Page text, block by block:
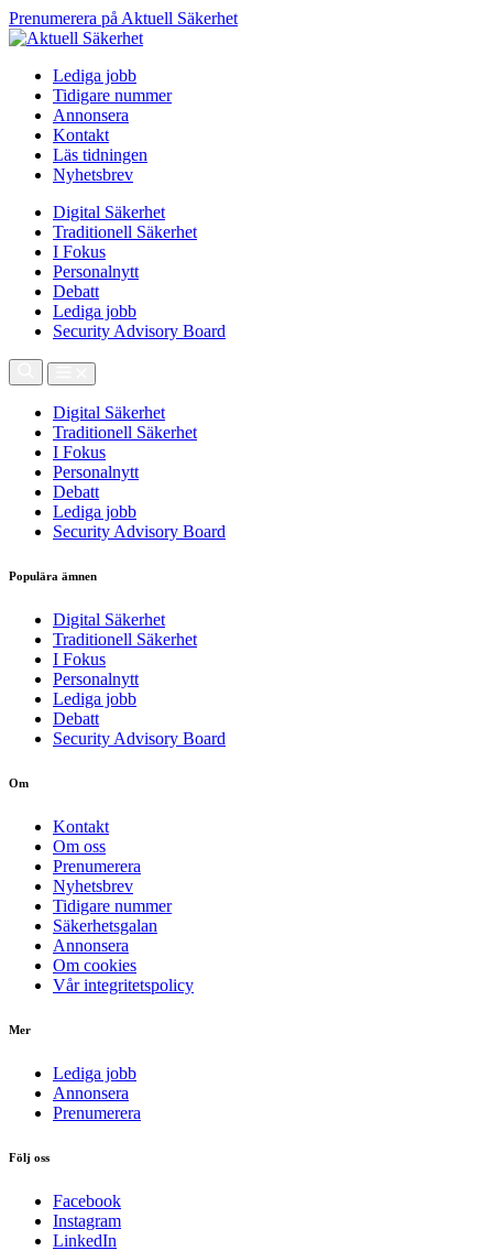
Prenumerera på Aktuell Säkerhet
Lediga jobb
Tidigare nummer
Annonsera
Kontakt
Läs tidningen
Nyhetsbrev
Digital Säkerhet
Traditionell Säkerhet
I Fokus
Personalnytt
Debatt
Lediga jobb
Security Advisory Board
Digital Säkerhet
Traditionell Säkerhet
I Fokus
Personalnytt
Debatt
Lediga jobb
Security Advisory Board
Populära ämnen
Digital Säkerhet
Traditionell Säkerhet
I Fokus
Personalnytt
Lediga jobb
Debatt
Security Advisory Board
Om
Kontakt
Om oss
Prenumerera
Nyhetsbrev
Tidigare nummer
Säkerhetsgalan
Annonsera
Om cookies
Vår integritetspolicy
Mer
Lediga jobb
Annonsera
Prenumerera
Följ oss
Facebook
Instagram
LinkedIn